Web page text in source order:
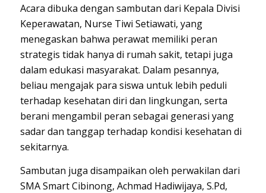
Acara dibuka dengan sambutan dari Kepala Divisi
Keperawatan, Nurse Tiwi Setiawati, yang
menegaskan bahwa perawat memiliki peran
strategis tidak hanya di rumah sakit, tetapi juga
dalam edukasi masyarakat. Dalam pesannya,
beliau mengajak para siswa untuk lebih peduli
terhadap kesehatan diri dan lingkungan, serta
berani mengambil peran sebagai generasi yang
sadar dan tanggap terhadap kondisi kesehatan di
sekitarnya.
Sambutan juga disampaikan oleh perwakilan dari
SMA Smart Cibinong, Achmad Hadiwijaya, S.Pd,